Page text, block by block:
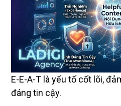
E-E-A-T là yếu tố cốt lõi,
đáng tin cậy.